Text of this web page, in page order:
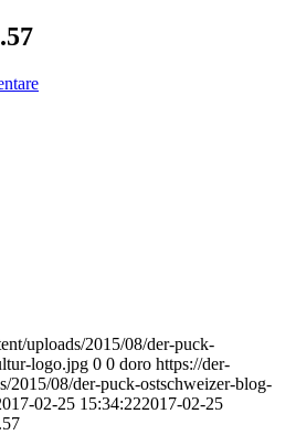
uploads/2015/08/der-puck-
logo.jpg 0 0 doro https://der-
2015/08/der-puck-ostschweizer-blog-
02-25 15:34:222017-02-25